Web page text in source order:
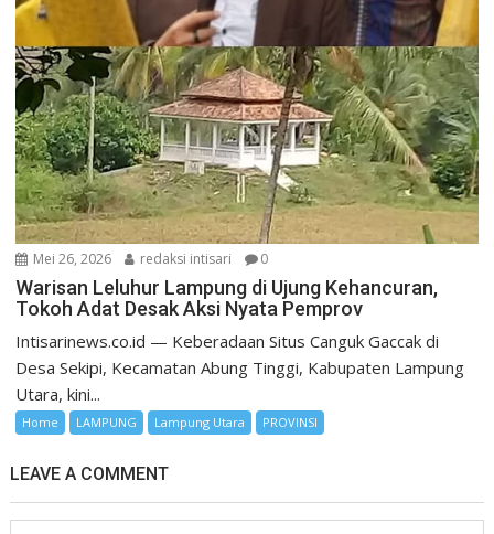
Mei 26, 2026 redaksi intisari 0
Warisan Leluhur Lampung di Ujung Kehancuran,
Tokoh Adat Desak Aksi Nyata Pemprov
Intisarinews.co.id — Keberadaan Situs Canguk Gaccak di
Desa Sekipi, Kecamatan Abung Tinggi, Kabupaten Lampung
Utara, kini...
Home LAMPUNG Lampung Utara PROVINSI
LEAVE A COMMENT